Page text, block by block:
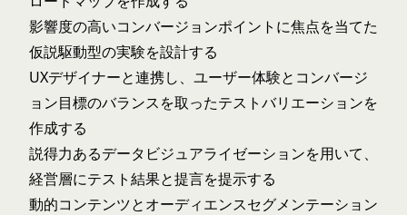
影響度の高いコンバージョンポイントに焦点を当てた
仮説駆動型の実験を設計する
UXデザイナーと連携し、ユーザー体験とコンバージ
ョン目標のバランスを取ったテストバリエーションを
作成する
説得力あるデータビジュアライゼーションを用いて、
経営層にテスト結果と提言を提示する
動的コンテンツとオーディエンスセグメンテーション